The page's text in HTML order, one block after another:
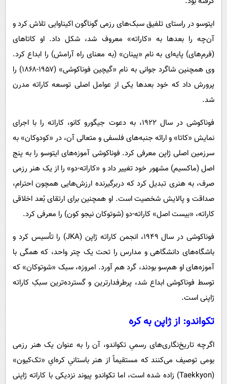
ایتوسو در راستای تلفیق سبک‌های رزمی گوناگون اکیناوایی تلاش کرد و
آن‌چه را بعدها به «کاراته» معروف شد، شکل داد. او کاتاهای
(فرم‌های) پایه‌ای به نام «پینان» (به معنای راه آرامش) را ابداع کرد.
وی همچنین شاگرد جوانی به نام «گیچین فوناکوشی» (۱۹۵۷-۱۸۶۸) را
پرورش داد که خود بعدها یکی از عوامل اصلی توسعه کاراته مدرن
شد.
فوناکوشی در سال ۱۹۲۲، به دعوت جیگورو کانو، کاراته را با اجرای
نمایش «کاتا» و ارائه جنبه‌های فلسفی و متعالی آن، در «کودوکان» به
سرزمین اصلی ژاپن معرفی کرد. فوناکوشی آموزه‌های ایتوسو را به پنج
اصل (ماکسیم) مشهور خود تغییر داد و «کاراته-دو» را از یک هنر رزمی
صرف، به هنری تبدیل کرد که دربرگیرنده‌ ارزش‌هایی همچون احترام،
صداقت و پالایش شخصیت است. او همچنین برای ارتقای بُعد اخلاقی
کاراته، «بیست اصل» کاراته-دو (شوتوکان نیجو کون) را معرفی کرد.
فوناکوشی در سال ۱۹۴۹، انجمن کاراته ژاپن (JKA) را تأسیس کرد و
باشگاه‌های دانشگاهی و مدارس را تحت یک چتر واحد، که همگی با
آموزه‌های او هم‌سو بودند، گرد هم آورد. امروزه، سبک «شوتوکان» که
توسط فوناکوشی ابداع شد، پرطرفدارترین و گسترده‌ترین سبکِ کاراته‌
ژاپنی است.
تکواندو: از ژاپن به کره
اگرچه تاریخ‌نگاری‌های رسمیِ تکواندو، آن را به عنوان یک هنر رزمی
بومی توصیف می‌کنند که مستقیماً از هنر باستانیِ کره‌ایِ «تک‌کیون»
(Taekkyon) زاده شده است، اما تکواندو پیوند نزدیکی با کاراته‌ ژاپنی